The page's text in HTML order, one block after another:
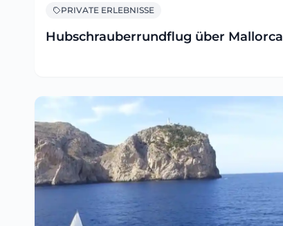
PRIVATE ERLEBNISSE
Hubschrauberrundflug über Mallorca